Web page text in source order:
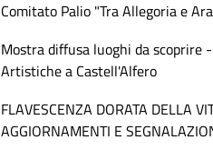
Comitato Palio "Tra Allegoria e
Mostra diffusa luoghi da scoprire
Artistiche a Castell'Alfero
FLAVESCENZA DORATA DELLA
AGGIORNAMENTI E